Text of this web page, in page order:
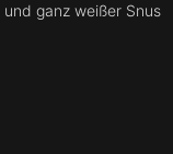
ganz weißer Snus